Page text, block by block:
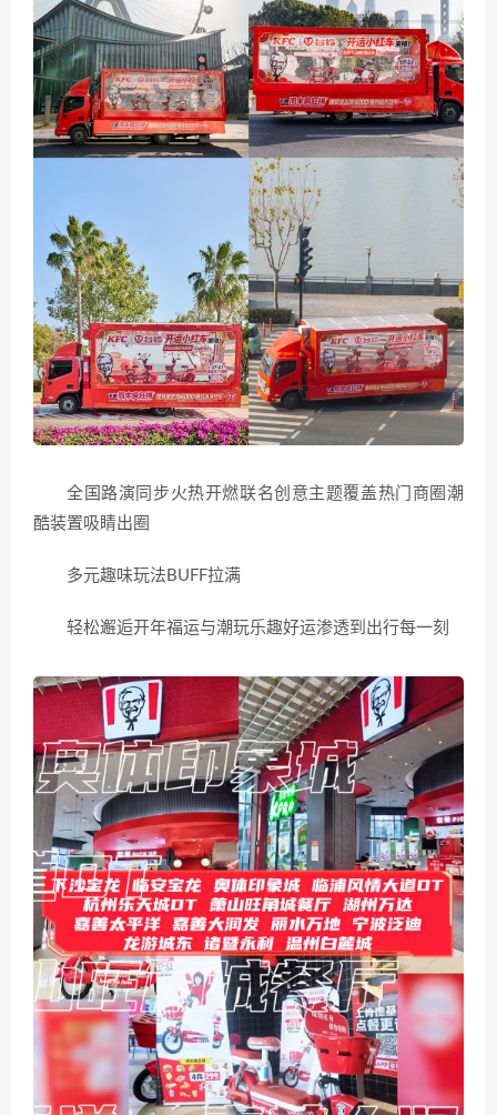
全国路演同步火热开燃联名创意主题覆盖热门商圈潮
酷装置吸睛出圈
多元趣味玩法BUFF拉满
轻松邂逅开年福运与潮玩乐趣好运渗透到出行每一刻